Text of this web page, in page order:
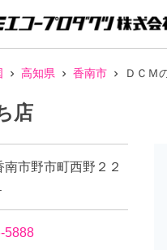
高知県 香南市 ＤＣＭ
店
南市野市町西野２２
5888